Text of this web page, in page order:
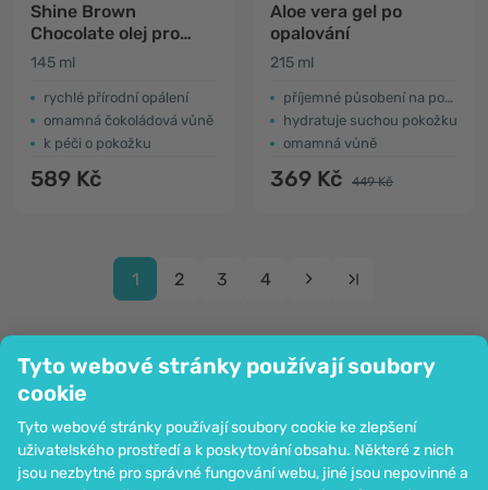
Tyto webové stránky používají soubory
cookie
Tyto webové stránky používají soubory cookie ke zlepšení
uživatelského prostředí a k poskytování obsahu. Některé z nich
jsou nezbytné pro správné fungování webu, jiné jsou nepovinné a
Shine Brown
Chocolate olej pro
rychlejší opálení
145 ml
rychlé přírodní opálení
omamná čokoládová vůně
k péči o pokožku
589 Kč
Aloe vera gel po
opalování
215 ml
příjemné působení na pokožku
hydratuje suchou pokožku
omamná vůně
369 Kč 449 Kč
1 2 3 4
Společnost
Informace
Připojte se k nám